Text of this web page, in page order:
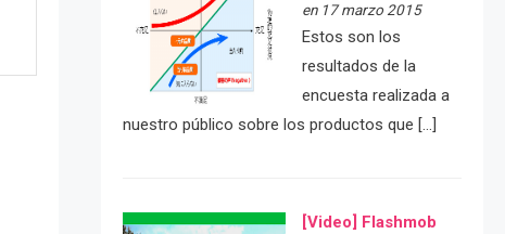
en 17 marzo 2015
Estos son los
resultados de la
encuesta realizada a
nuestro público sobre los productos que […]
[Video] Flashmob